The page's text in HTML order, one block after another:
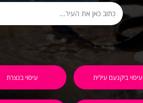
עיסוי ביקנעם עילית עיסוי בנצרת